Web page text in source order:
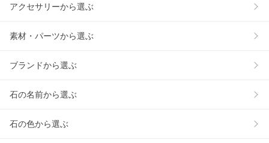
アクセサリーから選ぶ
素材・パーツから選ぶ
ブランドから選ぶ
石の名前から選ぶ
石の色から選ぶ